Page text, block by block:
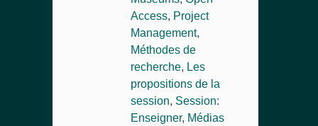
Access, Project
Management,
Méthodes de
recherche, Les
propositions de la
session, Session:
Enseigner, Médias